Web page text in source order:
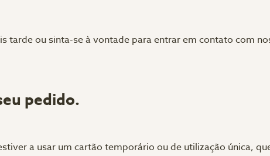
tarde ou sinta-se à vontade para entrar em contato com
pedido.
a usar um cartão temporário ou de utilização única,